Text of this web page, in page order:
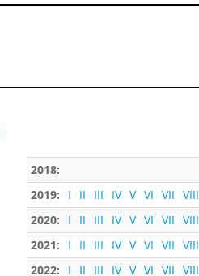
2018:
2019:
I II III IV V VI VII VIII
2020:
I II III IV V VI VII VIII
2021:
I II III IV V VI VII VIII
2022:
I II III IV V VI VII VIII